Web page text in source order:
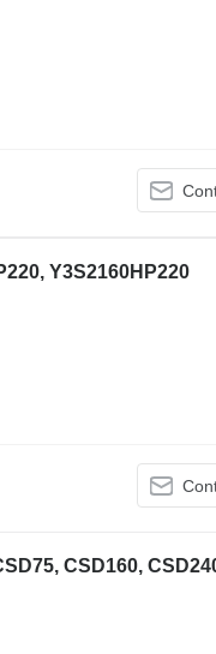
Y3S2160HP220
CSD160,